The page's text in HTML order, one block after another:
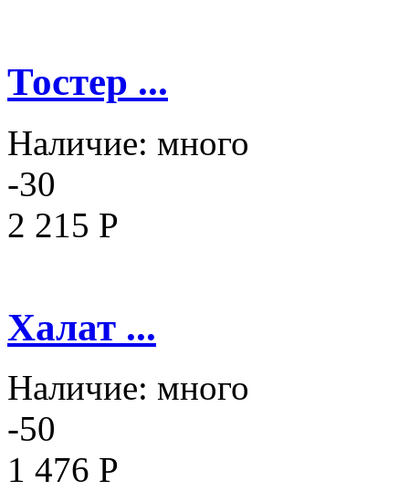
Тостер ...
Наличие: много
-30
2 215 Р
Халат ...
Наличие: много
-50
1 476 Р